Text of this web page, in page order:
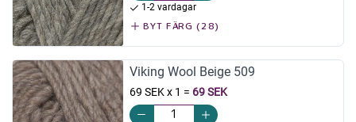
1-2 vardagar
BYT FÄRG (28)
Viking Wool Beige 509
69 SEK x 1 = 69 SEK